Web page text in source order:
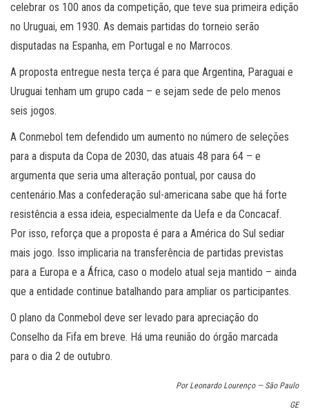
celebrar os 100 anos da competição, que teve sua primeira edição
no Uruguai, em 1930. As demais partidas do torneio serão
disputadas na Espanha, em Portugal e no Marrocos.
A proposta entregue nesta terça é para que Argentina, Paraguai e
Uruguai tenham um grupo cada – e sejam sede de pelo menos
seis jogos.
A Conmebol tem defendido um aumento no número de seleções
para a disputa da Copa de 2030, das atuais 48 para 64 – e
argumenta que seria uma alteração pontual, por causa do
centenário.Mas a confederação sul-americana sabe que há forte
resistência a essa ideia, especialmente da Uefa e da Concacaf.
Por isso, reforça que a proposta é para a América do Sul sediar
mais jogo. Isso implicaria na transferência de partidas previstas
para a Europa e a África, caso o modelo atual seja mantido – ainda
que a entidade continue batalhando para ampliar os participantes.
O plano da Conmebol deve ser levado para apreciação do
Conselho da Fifa em breve. Há uma reunião do órgão marcada
para o dia 2 de outubro.
Por Leonardo Lourenço — São Paulo
GE